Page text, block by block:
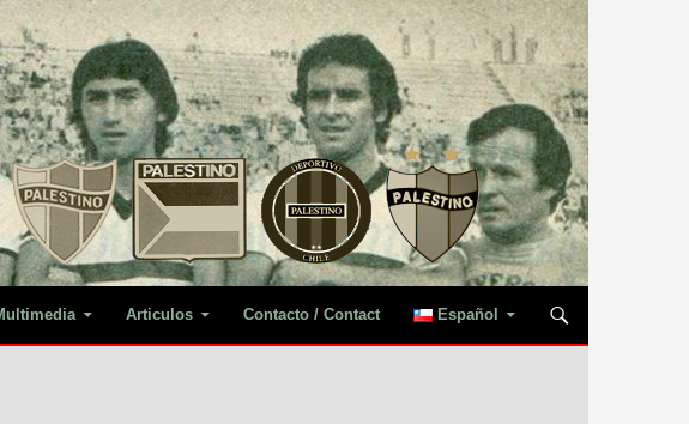
Articulos Contacto / Contact Español